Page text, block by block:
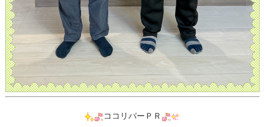
ココリバーＰＲ